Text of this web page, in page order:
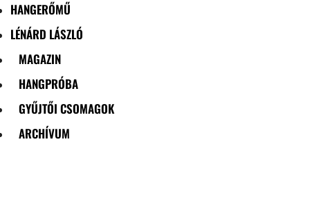
HANGERŐMŰ
LÉNÁRD LÁSZLÓ
MAGAZIN
HANGPRÓBA
GYŰJTŐI CSOMAGOK
ARCHÍVUM